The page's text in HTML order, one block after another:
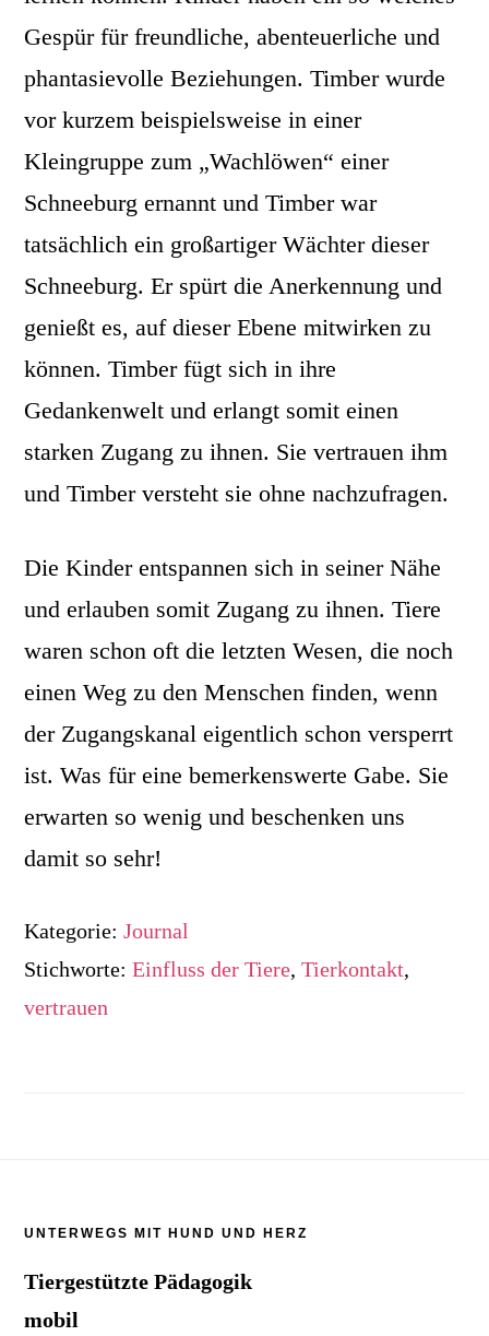
Gespür für freundliche, abenteuerliche und
phantasievolle Beziehungen. Timber wurde
vor kurzem beispielsweise in einer
Kleingruppe zum „Wachlöwen“ einer
Schneeburg ernannt und Timber war
tatsächlich ein großartiger Wächter dieser
Schneeburg. Er spürt die Anerkennung und
genießt es, auf dieser Ebene mitwirken zu
können. Timber fügt sich in ihre
Gedankenwelt und erlangt somit einen
starken Zugang zu ihnen. Sie vertrauen ihm
und Timber versteht sie ohne nachzufragen.
Die Kinder entspannen sich in seiner Nähe
und erlauben somit Zugang zu ihnen. Tiere
waren schon oft die letzten Wesen, die noch
einen Weg zu den Menschen finden, wenn
der Zugangskanal eigentlich schon versperrt
ist. Was für eine bemerkenswerte Gabe. Sie
erwarten so wenig und beschenken uns
damit so sehr!
Kategorie:Journal
Stichworte:Einfluss der Tiere,Tierkontakt,
vertrauen
UNTERWEGS MIT HUND UND HERZ
Tiergestützte Pädagogik
mobil